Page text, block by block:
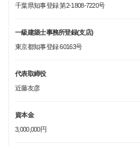
千葉県知事登録 第2-1808-7220号
一級建築士事務所登録(支店)
東京都知事登録 60163号
代表取締役
近藤友彦
資本金
3,000,000円